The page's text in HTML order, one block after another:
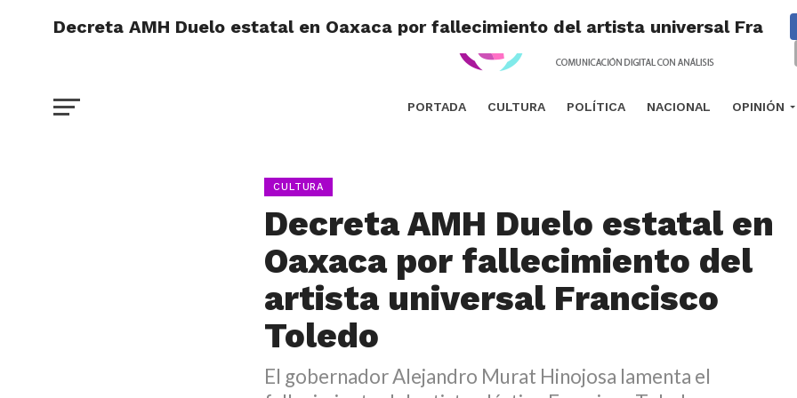
PORTADA CULTURA POLÍTICA NACIONAL OPINIÓN
Decreta AMH Duelo estatal en Oaxaca por fallecimiento del artista universal
CULTURA
Decreta AMH Duelo estatal en
Oaxaca por fallecimiento del
artista universal Francisco
Toledo
El gobernador Alejandro Murat Hinojosa lamenta el